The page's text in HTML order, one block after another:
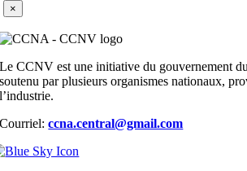
×
Le CCNV est une initiative du gouvernement
soutenu par plusieurs organismes nationaux,
l’industrie.
Courriel:ccna.central@gmail.com